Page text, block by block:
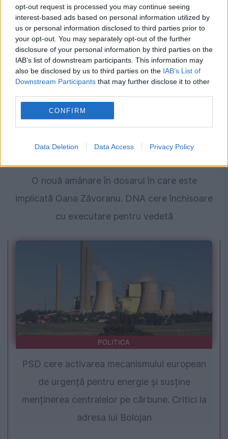
opt-out request is processed you may continue seeing
interest-based ads based on personal information utilized by
us or personal information disclosed to third parties prior to
your opt-out. You may separately opt-out of the further
disclosure of your personal information by third parties on the
IAB’s list of downstream participants. This information may
also be disclosed by us to third parties on the IAB’s List of
Downstream Participants that may further disclose it to other
CONFIRM
Data Deletion Data Access Privacy Policy
Medicamente uzuale pentru digestie, oprite de
la vânzare. Ce verificări face ANMDMR
O nouă amânare în dosarul în care este
implicată Oana Zăvoranu. DNA cere închisoare
cu executare pentru vedetă
POLITICA
PSD cere activarea mecanismului european
de urgență pentru energie și susține
menținerea centralelor pe cărbune. Critici la
adresa lui Bolojan